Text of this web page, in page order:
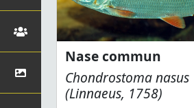
Nase commun
Chondrostoma nasus
(Linnaeus, 1758)